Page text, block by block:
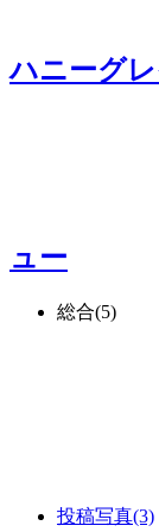
ハニーグ
ュー
総合(5)
投稿写真(3)